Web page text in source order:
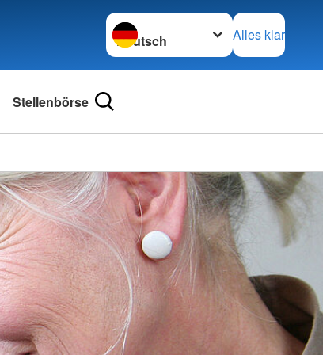
Sprache wechseln zu
Alles klar
Stellenbörse